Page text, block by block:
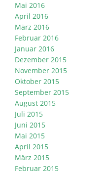
Mai 2016
April 2016
März 2016
Februar 2016
Januar 2016
Dezember 2015
November 2015
Oktober 2015
September 2015
August 2015
Juli 2015
Juni 2015
Mai 2015
April 2015
März 2015
Februar 2015